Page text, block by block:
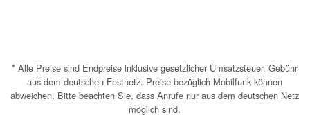
* Alle Preise sind Endpreise inklusive gesetzlicher Umsatzsteuer. Gebühr
aus dem deutschen Festnetz. Preise bezüglich Mobilfunk können
abweichen. Bitte beachten Sie, dass Anrufe nur aus dem deutschen Netz
möglich sind.